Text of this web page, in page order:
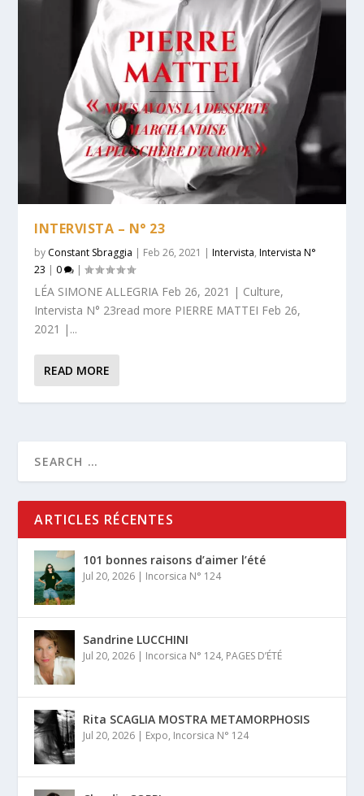
INTERVISTA – N° 23
by Constant Sbraggia | Feb 26, 2021 |Intervista,Intervista N°
23 | 0 |
LÉA SIMONE ALLEGRIA Feb 26, 2021 | Culture,
Intervista N° 23read more PIERRE MATTEI Feb 26,
2021 |...
READ MORE
ARTICLES RÉCENTES
101 bonnes raisons d’aimer l’été
Jul 20, 2026 | Incorsica N° 124
Sandrine LUCCHINI
Jul 20, 2026 | Incorsica N° 124, PAGES D’ÉTÉ
Rita SCAGLIA MOSTRA METAMORPHOSIS
Jul 20, 2026 | Expo, Incorsica N° 124